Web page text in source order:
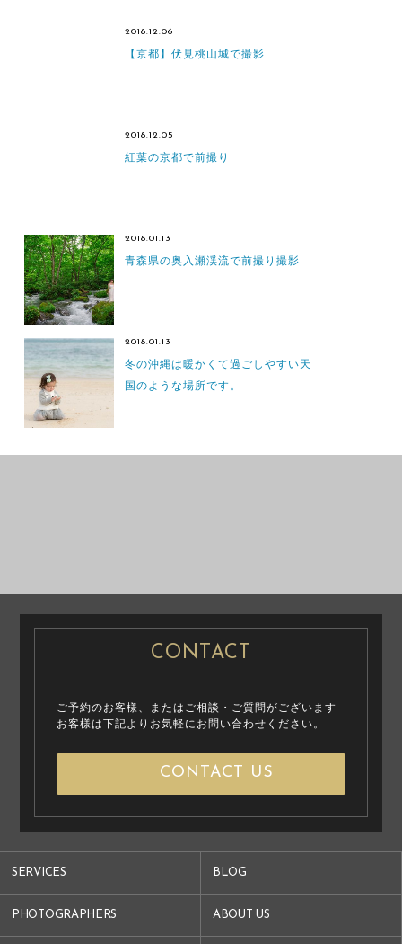
2018.12.06
【京都】伏見桃山城で撮影
2018.12.05
紅葉の京都で前撮り
2018.01.13
青森県の奥入瀬渓流で前撮り撮影
2018.01.13
冬の沖縄は暖かくて過ごしやすい天
国のような場所です。
SERVICES
PHOTOGRAPHERS
BLOG
ABOUT US
CONTACT
ご予約のお客様、またはご相談・ご質問がございます
お客様は下記よりお気軽にお問い合わせください。
CONTACT US